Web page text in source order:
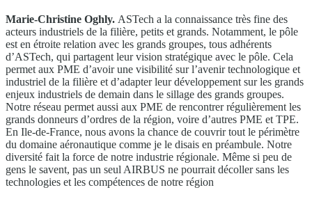
Marie-Christine Oghly. ASTech a la connaissance très fine des
acteurs industriels de la filière, petits et grands. Notamment, le pôle
est en étroite relation avec les grands groupes, tous adhérents
d’ASTech, qui partagent leur vision stratégique avec le pôle. Cela
permet aux PME d’avoir une visibilité sur l’avenir technologique et
industriel de la filière et d’adapter leur développement sur les grands
enjeux industriels de demain dans le sillage des grands groupes.
Notre réseau permet aussi aux PME de rencontrer régulièrement les
grands donneurs d’ordres de la région, voire d’autres PME et TPE.
En Ile-de-France, nous avons la chance de couvrir tout le périmètre
du domaine aéronautique comme je le disais en préambule. Notre
diversité fait la force de notre industrie régionale. Même si peu de
gens le savent, pas un seul AIRBUS ne pourrait décoller sans les
technologies et les compétences de notre région